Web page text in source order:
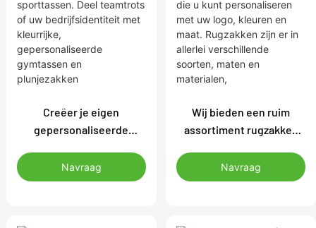
Creëer je eigen
gepersonaliseerde
teamtrots of uw
bedrijfsidentiteit met
Navraag
Wij bieden een ruim
assortiment rugzakken
personaliseren met uw
logo, kleuren en maat.
Navraag